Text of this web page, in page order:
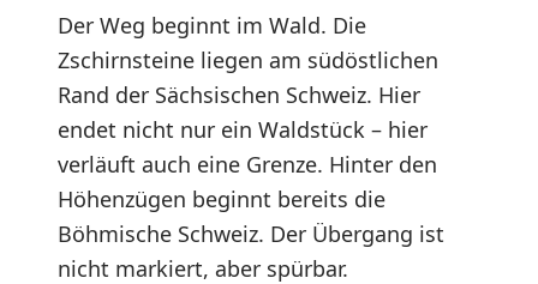
Der Weg beginnt im Wald. Die
Zschirnsteine liegen am südöstlichen
Rand der Sächsischen Schweiz. Hier
endet nicht nur ein Waldstück – hier
verläuft auch eine Grenze. Hinter den
Höhenzügen beginnt bereits die
Böhmische Schweiz. Der Übergang ist
nicht markiert, aber spürbar.